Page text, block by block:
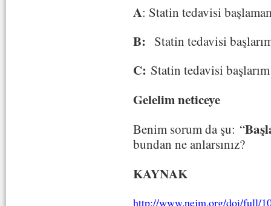
A: Statin tedavisi
B: Statin tedavisi
C: Statin tedavisi
Gelelim neticeye
Benim sorum da şu: “
bundan ne anlarsınız?
KAYNAK
http://www.nejm.org/doi/full/